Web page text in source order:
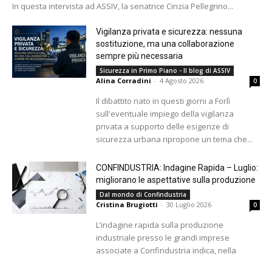
In questa intervista ad ASSIV, la senatrice Cinzia Pellegrino...
Vigilanza privata e sicurezza: nessuna
sostituzione, ma una collaborazione
sempre più necessaria
Sicurezza in Primo Piano - Il blog di ASSIV
Alina Corradini - 4 Agosto 2026 0
Il dibattito nato in questi giorni a Forlì
sull'eventuale impiego della vigilanza
privata a supporto delle esigenze di
sicurezza urbana ripropone un tema che...
CONFINDUSTRIA: Indagine Rapida – Luglio:
migliorano le aspettative sulla produzione
Dal mondo di Confindustria
Cristina Brugiotti - 30 Luglio 2026 0
L’indagine rapida sulla produzione
industriale presso le grandi imprese
associate a Confindustria indica, nella